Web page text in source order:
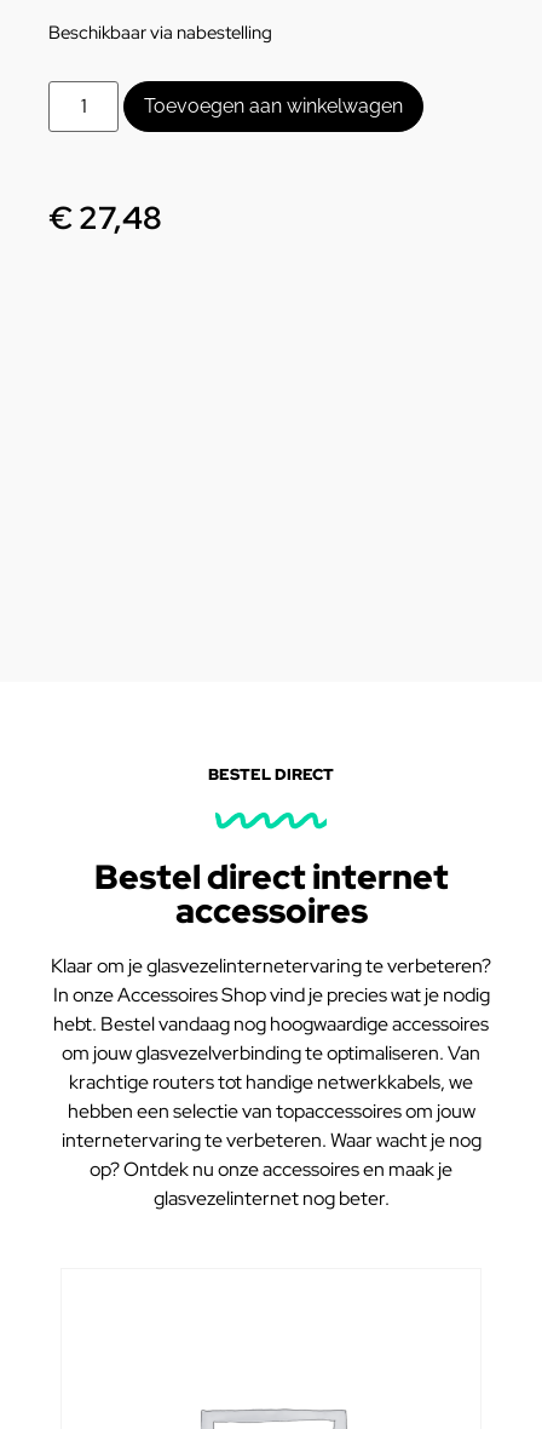
Beschikbaar via nabestelling
Toevoegen aan winkelwagen
€27,48
BESTEL DIRECT
Bestel direct internet
accessoires
Klaar om je glasvezelinternetervaring te verbeteren?
In onze Accessoires Shop vind je precies wat je nodig
hebt. Bestel vandaag nog hoogwaardige accessoires
om jouw glasvezelverbinding te optimaliseren. Van
krachtige routers tot handige netwerkkabels, we
hebben een selectie van topaccessoires om jouw
internetervaring te verbeteren. Waar wacht je nog
op? Ontdek nu onze accessoires en maak je
glasvezelinternet nog beter.